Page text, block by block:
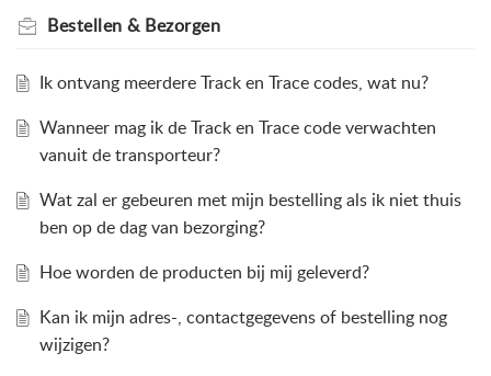
Bestellen & Bezorgen
Ik ontvang meerdere Track en Trace codes, wat nu?
Wanneer mag ik de Track en Trace code verwachten
vanuit de transporteur?
Wat zal er gebeuren met mijn bestelling als ik niet thuis
ben op de dag van bezorging?
Hoe worden de producten bij mij geleverd?
Kan ik mijn adres-, contactgegevens of bestelling nog
wijzigen?